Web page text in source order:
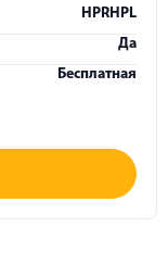
HPRHPL
Да
Бесплатная